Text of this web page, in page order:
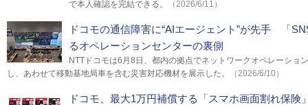
で本人確認を完結できる。 （2026/6/11）
ドコモの通信障害に“AIエージェント”が先手 「
るオペレーションセンターの裏側
NTTドコモは6月8日、都内の拠点でネットワークオペレーショ
し、あわせて移動基地局車を含む災害対応機材を展示した。
（2026/6/10）
ドコモ、最大1万円補償する「スマホ画面割れ保険